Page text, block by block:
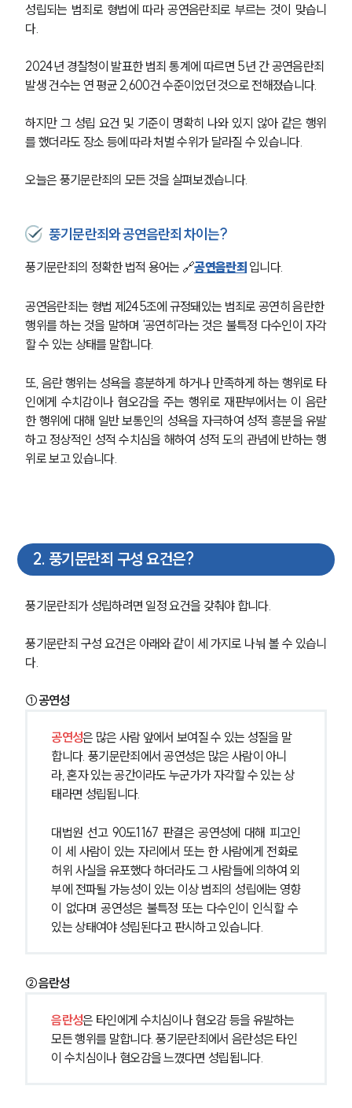
성립되는 범죄로 형법에 따라 공연음란죄로 부르는 것이 맞습니
다.
2024년 경찰청이 발표한 범죄 통계에 따르면 5년 간 공연음란죄
발생 건수는 연 평균 2,600건 수준이었던 것으로 전해졌습니다.
하지만 그 성립 요건 및 기준이 명확히 나와 있지 않아 같은 행위
를 했더라도 장소 등에 따라 처벌 수위가 달라질 수 있습니다.
오늘은 풍기문란죄의 모든 것을 살펴보겠습니다.
풍기문란죄와 공연음란죄 차이는?
풍기문란죄의 정확한 법적 용어는 🔗공연음란죄 입니다.
공연음란죄는 형법 제245조에 규정돼있는 범죄로 공연히 음란한
행위를 하는 것을 말하며 '공연히'라는 것은 불특정 다수인이 자각
할 수 있는 상태를 말합니다.
또, 음란 행위는 성욕을 흥분하게 하거나 만족하게 하는 행위로 타
인에게 수치감이나 혐오감을 주는 행위로 재판부에서는 이 음란
한 행위에 대해 일반 보통인의 성욕을 자극하여 성적 흥분을 유발
하고 정상적인 성적 수치심을 해하여 성적 도의 관념에 반하는 행
위로 보고 있습니다.
2. 풍기문란죄 구성 요건은?
풍기문란죄가 성립하려면 일정 요건을 갖춰야 합니다.
풍기문란죄 구성 요건은 아래와 같이 세 가지로 나눠 볼 수 있습니
다.
①공연성
공연성은 많은 사람 앞에서 보여질 수 있는 성질을 말
합니다. 풍기문란죄에서 공연성은 많은 사람이 아니
라, 혼자 있는 공간이라도 누군가가 자각할 수 있는 상
태라면 성립됩니다.
대법원 선고 90도1167 판결은 공연성에 대해 피고인
이 세 사람이 있는 자리에서 또는 한 사람에게 전화로
허위 사실을 유포했다 하더라도 그 사람들에 의하여 외
부에 전파될 가능성이 있는 이상 범죄의 성립에는 영향
이 없다며 공연성은 불특정 또는 다수인이 인식할 수
있는 상태여야 성립된다고 판시하고 있습니다.
②음란성
음란성은 타인에게 수치심이나 혐오감 등을 유발하는
모든 행위를 말합니다. 풍기문란죄에서 음란성은 타인
이 수치심이나 혐오감을 느꼈다면 성립됩니다.